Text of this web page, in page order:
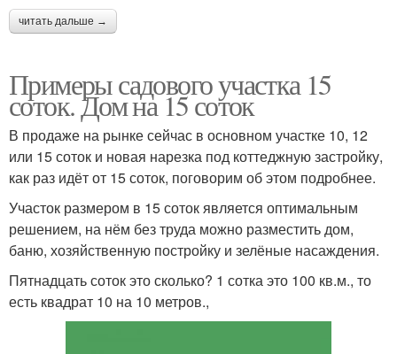
читать дальше →
Примеры садового участка 15
соток. Дом на 15 соток
В продаже на рынке сейчас в основном участке 10, 12
или 15 соток и новая нарезка под коттеджную застройку,
как раз идёт от 15 соток, поговорим об этом подробнее.
Участок размером в 15 соток является оптимальным
решением, на нём без труда можно разместить дом,
баню, хозяйственную постройку и зелёные насаждения.
Пятнадцать соток это сколько? 1 сотка это 100 кв.м., то
есть квадрат 10 на 10 метров.,